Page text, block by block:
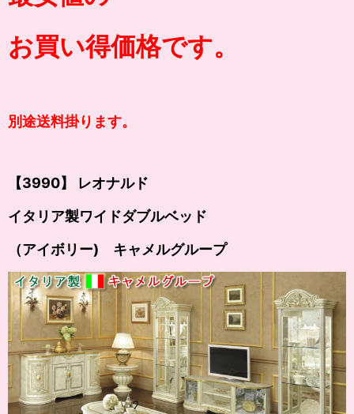
お買い得価格です。
別途送料掛ります。
【3990】 レオナルド
イタリア製ワイドダブルベッド
（アイボリー) キャメルグループ